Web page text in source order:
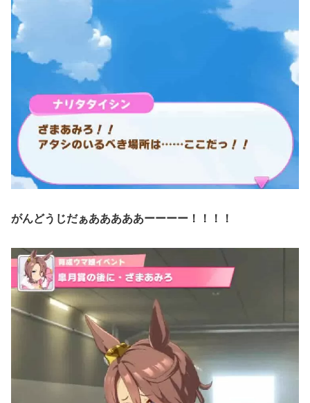
がんどうじだぁあああああーーーー！！！！